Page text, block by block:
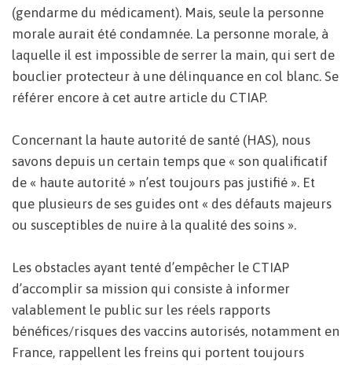
(gendarme du médicament). Mais, seule la personne
morale aurait été condamnée. La personne morale, à
laquelle il est impossible de serrer la main, qui sert de
bouclier protecteur à une délinquance en col blanc. Se
référer encore à cet autre article du CTIAP.
Concernant la haute autorité de santé (HAS), nous
savons depuis un certain temps que « son qualificatif
de « haute autorité » n’est toujours pas justifié ». Et
que plusieurs de ses guides ont « des défauts majeurs
ou susceptibles de nuire à la qualité des soins ».
Les obstacles ayant tenté d’empêcher le CTIAP
d’accomplir sa mission qui consiste à informer
valablement le public sur les réels rapports
bénéfices/risques des vaccins autorisés, notamment en
France, rappellent les freins qui portent toujours